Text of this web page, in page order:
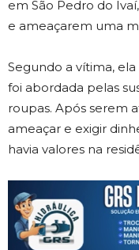
em São Pedro do
e ameaçarem uma
Segundo a vítima,
foi abordada pelas
roupas. Após serem
ameaçar e exigir
havia valores na